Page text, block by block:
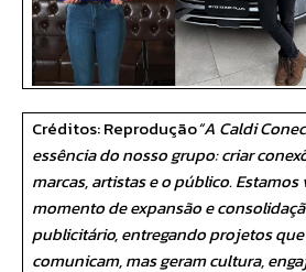
Créditos: Reprodução“A Caldi
essência do nosso grupo: criar
marcas, artistas e o público.
momento de expansão e
publicitário, entregando projetos
comunicam, mas geram cultura,